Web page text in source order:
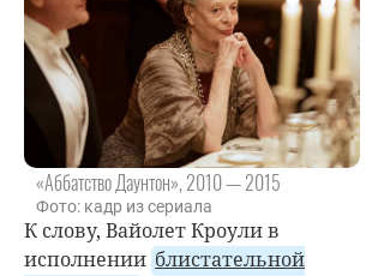
«Аббатство Даунтон», 2010 — 2015
Фото: кадр из сериала
К слову, Вайолет Кроули в
исполнении блистательной